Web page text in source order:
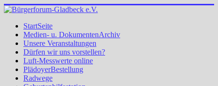
StartSeite
Medien- u. DokumentenArchiv
Unsere Veranstaltungen
Dürfen wir uns vorstellen?
Luft-Messwerte online
PlädoyerBestellung
Radwege